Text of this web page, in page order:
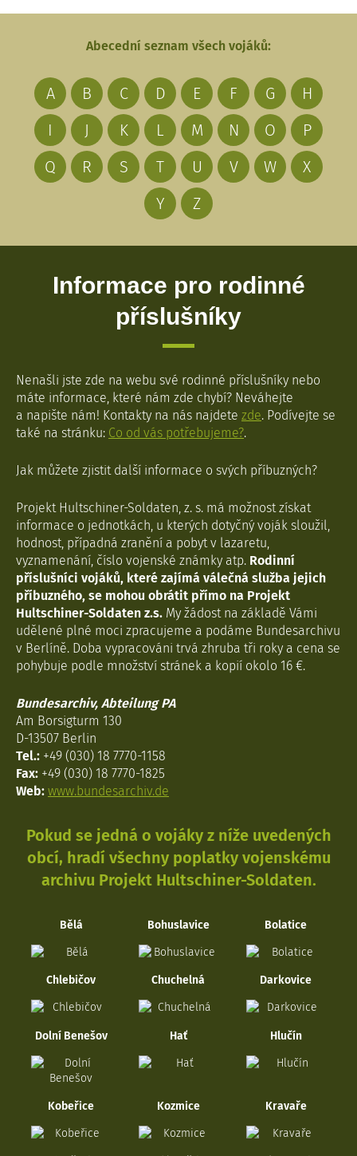
Abecední seznam všech vojáků:
A B C D E F G
H
I
J K L M N O
P
Q
R S T U V W
X
Y
Z
Informace pro rodinné
příslušníky
Nenašli jste zde na webu své rodinné příslušníky nebo
máte informace, které nám zde chybí? Neváhejte
a napište nám! Kontakty na nás najdete zde. Podívejte se
také na stránku: Co od vás potřebujeme?.
Jak můžete zjistit další informace o svých příbuzných?
Projekt Hultschiner-Soldaten, z. s. má možnost získat
informace o jednotkách, u kterých dotyčný voják sloužil,
hodnost, případná zranění a pobyt v lazaretu,
vyznamenání, číslo vojenské známky atp. Rodinní
příslušníci vojáků, které zajímá válečná služba jejich
příbuzného, se mohou obrátit přímo na Projekt
Hultschiner-Soldaten z.s. My žádost na základě Vámi
udělené plné moci zpracujeme a podáme Bundesarchivu
v Berlíně. Doba vypracováni trvá zhruba tři roky a cena se
pohybuje podle množství stránek a kopií okolo 16 €.
Bundesarchiv, Abteilung PA
Am Borsigturm 130
D-13507 Berlin
Tel.: +49 (030) 18 7770-1158
Fax: +49 (030) 18 7770-1825
Web: www.bundesarchiv.de
Pokud se jedná o vojáky z níže uvedených
obcí, hradí všechny poplatky vojenskému
archivu Projekt Hultschiner-Soldaten.
Bělá Bohuslavice Bolatice
Chlebičov Chuchelná Darkovice
Dolní Benešov Hať Hlučín
Kobeřice Kozmice Kravaře